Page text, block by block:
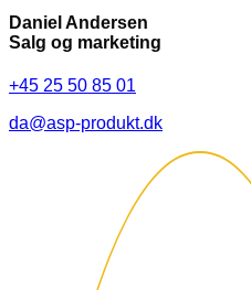
Daniel Andersen
Salg og marketing
+45 25 50 85 01
da@asp-produkt.dk